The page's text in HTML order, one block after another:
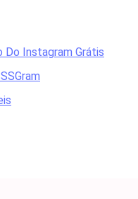
Do Instagram Grátis